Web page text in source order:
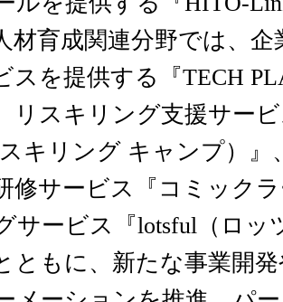
材育成関連分野では、
スを提供する『TECH
リスキリング支援サー
キリング キャンプ）
修サービス『コミック
サービス『lotsful（ロッ
ともに、新たな事業開